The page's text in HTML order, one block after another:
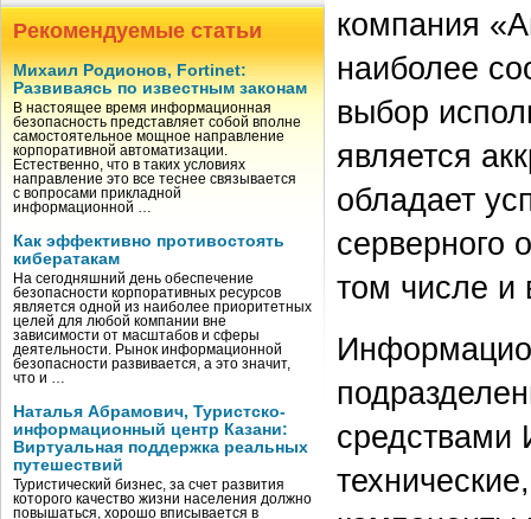
Рекомендуемые статьи
Михаил Родионов, Fortinet:
Развиваясь по известным законам
В настоящее время информационная
безопасность представляет собой вполне
самостоятельное мощное направление
корпоративной автоматизации.
Естественно, что в таких условиях
направление это все теснее связывается
с вопросами прикладной
информационной …
Как эффективно противостоять
кибератакам
На сегодняшний день обеспечение
безопасности корпоративных ресурсов
является одной из наиболее приоритетных
целей для любой компании вне
зависимости от масштабов и сферы
деятельности. Рынок информационной
безопасности развивается, а это значит,
что и …
Наталья Абрамович, Туристско-
информационный центр Казани:
Виртуальная поддержка реальных
путешествий
Туристический бизнес, за счет развития
которого качество жизни населения должно
повышаться, хорошо вписывается в
компания
наиболее
выбор
является
обладает
серверного
том числе и
средствами